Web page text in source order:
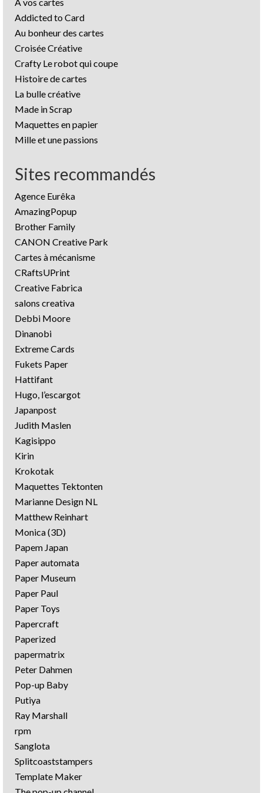
Addicted to Card
Au bonheur des cartes
Croisée Créative
Crafty Le robot qui coupe
Histoire de cartes
La bulle créative
Made in Scrap
Maquettes en papier
Mille et une passions
Sites recommandés
Agence Eurêka
AmazingPopup
Brother Family
CANON Creative Park
Cartes à mécanisme
CRaftsUPrint
Creative Fabrica
salons creativa
Debbi Moore
Dinanobi
Extreme Cards
Fukets Paper
Hattifant
Hugo, l’escargot
Japanpost
Judith Maslen
Kagisippo
Kirin
Krokotak
Maquettes Tektonten
Marianne Design NL
Matthew Reinhart
Monica (3D)
Papem Japan
Paper automata
Paper Museum
Paper Paul
Paper Toys
Papercraft
Paperized
papermatrix
Peter Dahmen
Pop-up Baby
Putiya
Ray Marshall
rpm
Sanglota
Splitcoaststampers
Template Maker